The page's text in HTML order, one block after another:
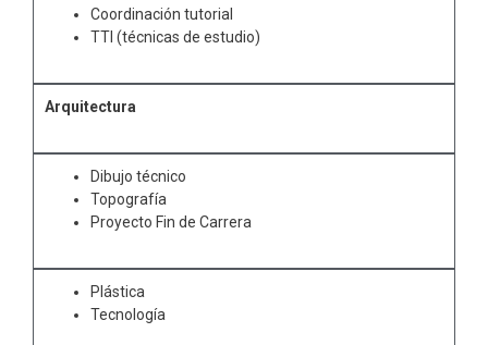
Coordinación tutorial
TTI (técnicas de estudio)
Arquitectura
Dibujo técnico
Topografía
Proyecto Fin de Carrera
Plástica
Tecnología